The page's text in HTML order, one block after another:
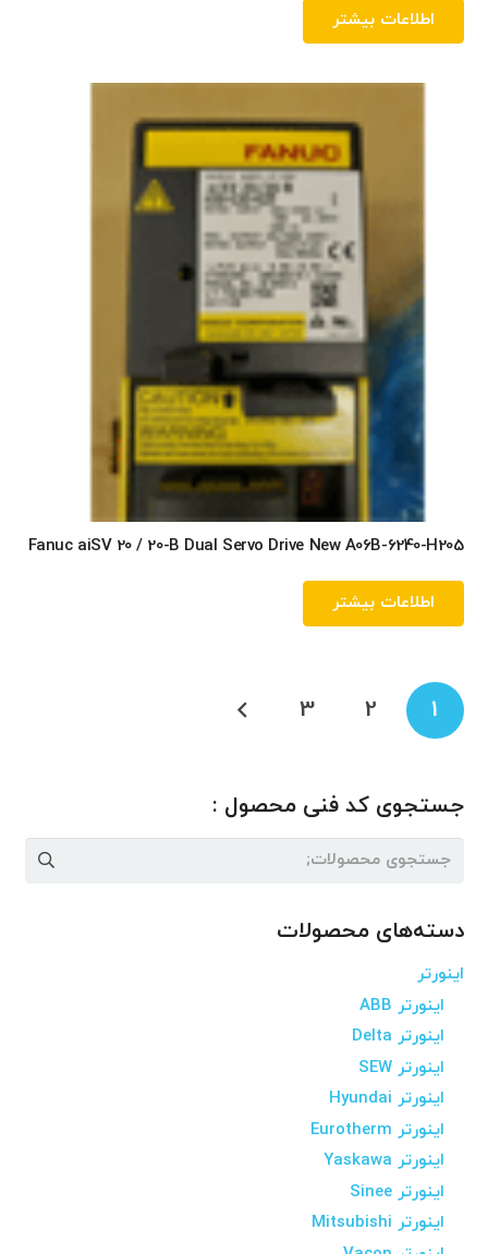
اطلاعات بیشتر
Fanuc aiSV 20 / 20-B Dual Servo Drive New A06B-6240-H205
اطلاعات بیشتر
راهبری
نوشته‌ها
1
2
3
جستجوی کد فنی محصول :
جستجو
دسته‌های محصولات
اینورتر
اینورتر ABB
اینورتر Delta
اینورتر SEW
اینورتر Hyundai
اینورتر Eurotherm
اینورتر Yaskawa
اینورتر Sinee
اینورتر Mitsubishi